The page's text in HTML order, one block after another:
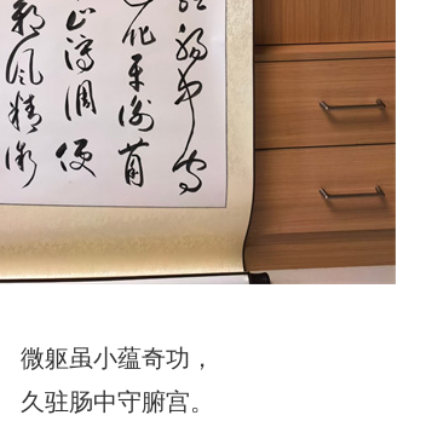
躯虽小蕴奇功，
驻肠中守腑宫。